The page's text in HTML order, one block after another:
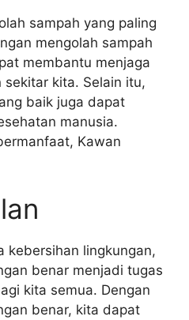
sampah yang paling
mengolah sampah
membantu menjaga
sekitar kita. Selain itu,
baik juga dapat
manusia.
Kawan
kebersihan lingkungan,
benar menjadi tugas
kita semua. Dengan
benar, kita dapat